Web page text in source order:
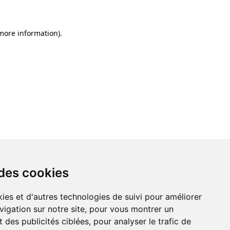
cookies
et d'autres technologies de suivi pour améliorer
sur notre site, pour vous montrer un
des publicités ciblées, pour analyser le trafic de
information).